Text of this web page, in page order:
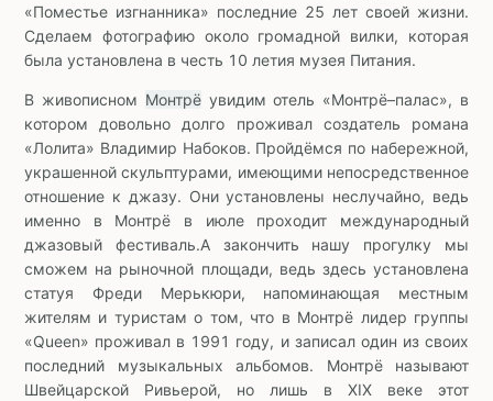
«Поместье изгнанника» последние 25 лет своей жизни.
Сделаем фотографию около громадной вилки, которая
была установлена в честь 10 летия музея Питания.
В живописном Монтрёувидим отель «Монтрё–палас», в
котором довольно долго проживал создатель романа
«Лолита» Владимир Набоков. Пройдёмся по набережной,
украшенной скульптурами, имеющими непосредственное
отношение к джазу. Они установлены неслучайно, ведь
именно в Монтрё в июле проходит международный
джазовый фестиваль.А закончить нашу прогулку мы
сможем на рыночной площади, ведь здесь установлена
статуя Фреди Мерькюри, напоминающая местным
жителям и туристам о том, что в Монтрё лидер группы
«Queen» проживал в 1991 году, и записал один из своих
последний музыкальных альбомов. Монтрё называют
Швейцарской Ривьерой, но лишь в XIX веке этот